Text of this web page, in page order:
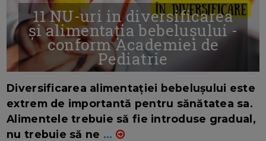
11 NU-uri in diversificarea
și alimentația bebelușului -
conform Academiei de
Pediatrie
Diversificarea alimentației bebelușului este
extrem de importantă pentru sănătatea sa.
Alimentele trebuie să fie introduse gradual,
nu trebuie să ne ...